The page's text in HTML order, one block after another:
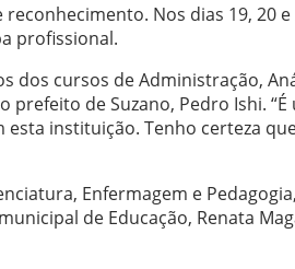
Nos dias 19,
profissional.
cursos de Administração,
de Suzano, Pedro Ishi.
instituição. Tenho certeza
Enfermagem e
de Educação, Renata